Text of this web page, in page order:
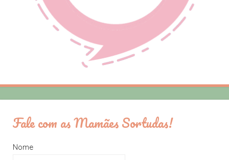
Fale com as Mamães Sortudas!
Nome